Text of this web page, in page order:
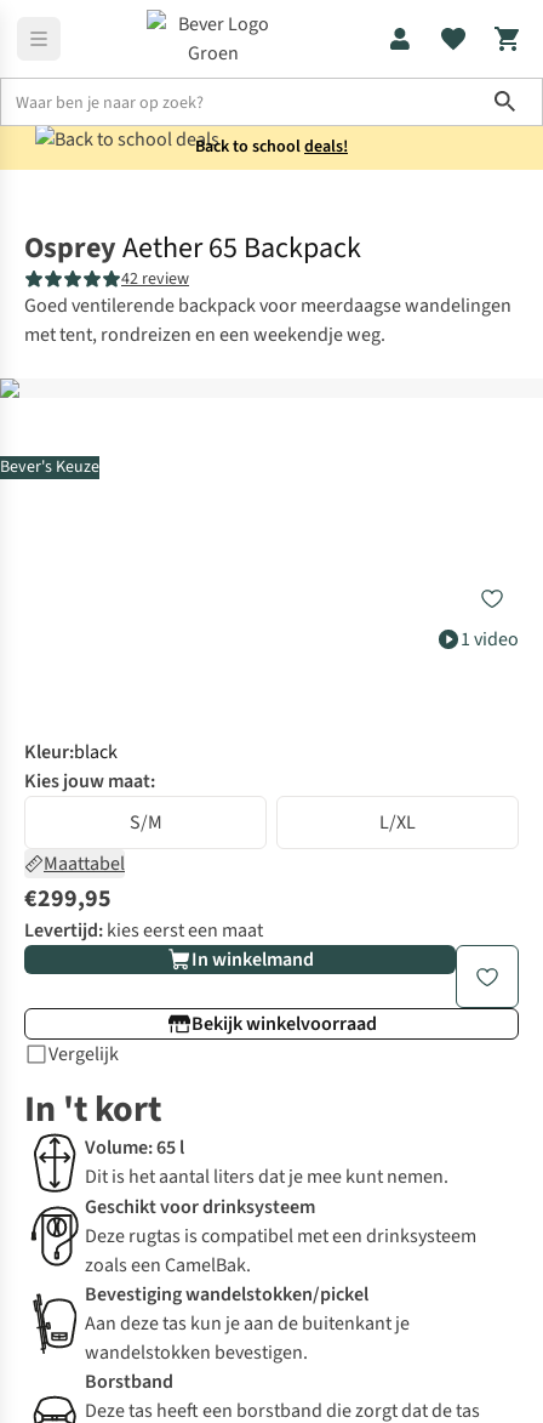
Back to schooldeals!
Bever's Keuze
1 video
OspreyAether 65 Backpack
42 review
Goed ventilerende backpack voor meerdaagse wandelingen
met tent, rondreizen en een weekendje weg.
Kleur:black
Kies jouw maat:
S/M
L/XL
Maattabel
€299,95
Levertijd:kies eerst een maat
In winkelmand
Bekijk winkelvoorraad
Vergelijk
In 't kort
Volume: 65 l
Dit is het aantal liters dat je mee kunt nemen.
Geschikt voor drinksysteem
Deze rugtas is compatibel met een drinksysteem
zoals een CamelBak.
Bevestiging wandelstokken/pickel
Aan deze tas kun je aan de buitenkant je
wandelstokken bevestigen.
Borstband
Deze tas heeft een borstband die zorgt dat de tas